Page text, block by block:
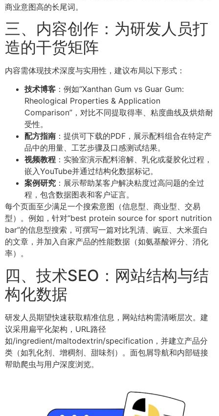
商业意图高的长尾词。
三、内容创作：为研发人员打
造的干货矩阵
内容需体现技术深度与实用性，建议布局以下形式：
技术博客 ：例如“Xanthan Gum vs Guar Gum:
Rheological Properties & Application
Comparison”，对比不同提取得率、粘度曲线及烘焙耐
受性。
配方指南 ：提供可下载的PDF，展示配料组合在特定产
品中的用量、工艺步骤及口感测试结果。
视频教程 ：实验室演示配料溶解、乳化或凝胶化过程，
嵌入YouTube并通过结构化数据标记。
案例研究 ：展示帮助某客户解决粘度过高问题的全过
程，包含数据图表和客户证言。
每个页面至少满足一个搜索意图（信息型、商业型、交易
型）。例如，针对“best protein source for sport nutrition
bar”的信息型搜索，可撰写一篇对比乳清、豌豆、大米蛋白
的文章，并加入自家产品的性能数据（如氨基酸评分、消化
率）。
四、技术SEO：网站结构与结
构化数据
研发人员期望快速获取精准信息，网站结构需清晰层次。建
议采用扁平化架构，URL路径
如/ingredient/maltodextrin/specification，并建立产品分
类（如乳化剂、增稠剂、甜味剂）。面包屑导航和内部链接
帮助爬虫与用户深度浏览。